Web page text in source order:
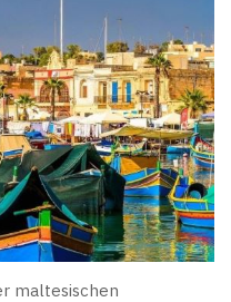
maltesischen